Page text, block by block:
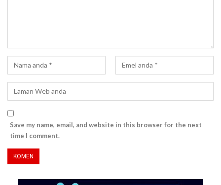
Save my name, email, and website in this browser for the next
time I comment.